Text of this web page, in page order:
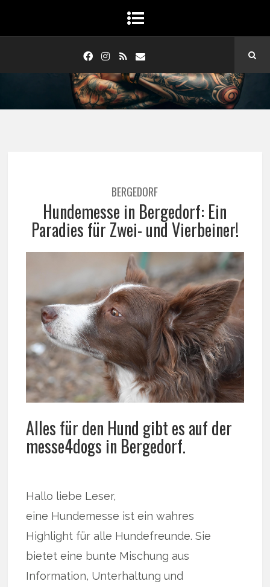
BERGEDORF
Hundemesse in Bergedorf: Ein
Paradies für Zwei- und Vierbeiner!
Alles für den Hund gibt es auf der
messe4dogs in Bergedorf.
Hallo liebe Leser,
eine Hundemesse ist ein wahres
Highlight für alle Hundefreunde. Sie
bietet eine bunte Mischung aus
Information, Unterhaltung und